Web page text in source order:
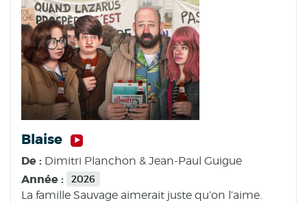
Blaise
De : Dimitri Planchon & Jean-Paul Guigue
Année : 2026
La famille Sauvage aimerait juste qu’on l’aime.